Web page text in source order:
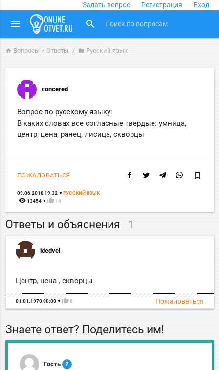
Задать вопрос Регистрация Вход
menu search
home Вопросы и Ответы folder Русский язык
concered
Вопрос по русскому языку:
В каких словах все согласные твердые: умница,
центр, цена, ранец, лисица, скворцы
ПОЖАЛОВАТЬСЯ bookmark_border
09.06.2018 19:32 РУССКИЙ ЯЗЫК
remove_red_eye 13454 thumb_up 14
Ответы и объяснения 1
idedvel
Центр, цена , скворцы
Пожаловаться
01.01.1970 00:00 thumb_up 8
Знаете ответ? Поделитесь им!
Гость ?